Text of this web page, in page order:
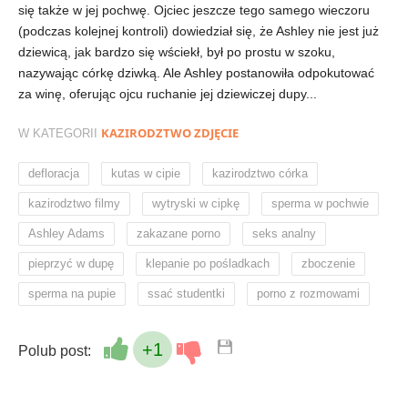
się także w jej pochwę. Ojciec jeszcze tego samego wieczoru
(podczas kolejnej kontroli) dowiedział się, że Ashley nie jest już
dziewicą, jak bardzo się wściekł, był po prostu w szoku,
nazywając córkę dziwką. Ale Ashley postanowiła odpokutować
za winę, oferując ojcu ruchanie jej dziewiczej dupy...
W KATEGORII KAZIRODZTWO ZDJĘCIE
defloracja kutas w cipie kazirodztwo córka
kazirodztwo filmy wytryski w cipkę sperma w pochwie
Ashley Adams zakazane porno seks analny
pieprzyć w dupę klepanie po pośladkach zboczenie
sperma na pupie ssać studentki porno z rozmowami
Polub post: +1